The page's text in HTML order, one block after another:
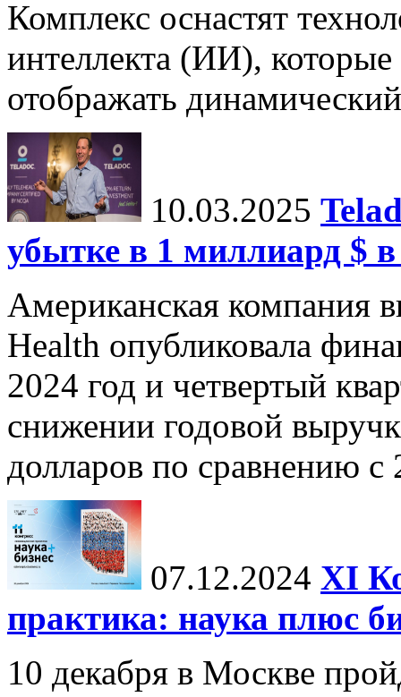
Комплекс оснастят
интеллекта (ИИ),
отображать
10.03.2025
убытке в 1 миллиард $ в
Американская компания
Health опубликовала
2024 год и четвертый
снижении годовой
долларов по сравнению с
07.12.2024 ХI
практика: наука плюс
10 декабря в Москве